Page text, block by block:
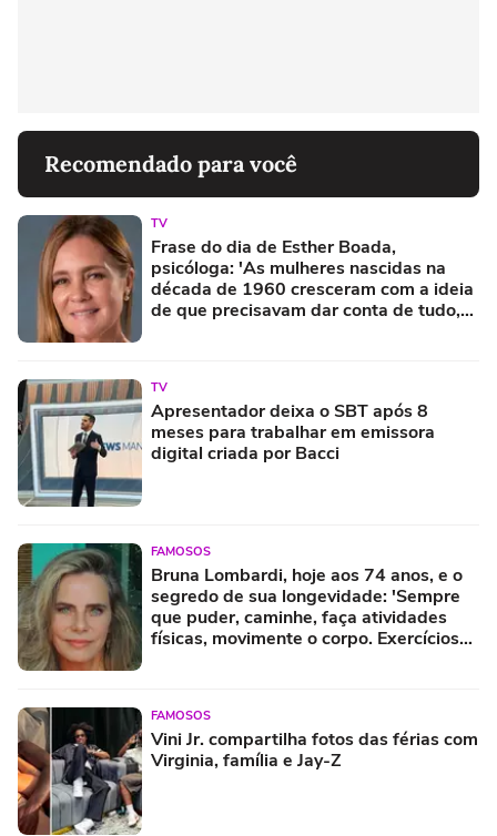
Recomendado para você
TV
Frase do dia de Esther Boada,
psicóloga: 'As mulheres nascidas na
década de 1960 cresceram com a ideia
de que precisavam dar conta de tudo,
TV
Apresentador deixa o SBT após 8
meses para trabalhar em emissora
digital criada por Bacci
FAMOSOS
Bruna Lombardi, hoje aos 74 anos, e o
segredo de sua longevidade: 'Sempre
que puder, caminhe, faça atividades
físicas, movimente o corpo. Exercícios
FAMOSOS
Vini Jr. compartilha fotos das férias com
Virginia, família e Jay-Z